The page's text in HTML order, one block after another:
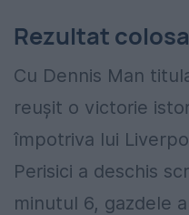
Rezultat
Cu Dennis Man
reușit o victorie
împotriva lui
Perisici a deschis
minutul 6, gazdele